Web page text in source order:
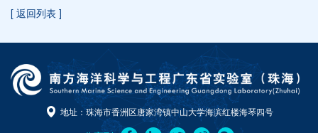
[ 返回列表 ]
地址：珠海市香洲区唐家湾镇中山大学海滨红楼海琴四号